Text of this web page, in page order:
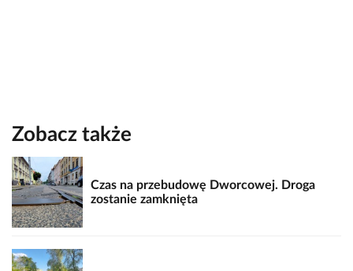
Zobacz także
Czas na przebudowę Dworcowej. Droga
zostanie zamknięta